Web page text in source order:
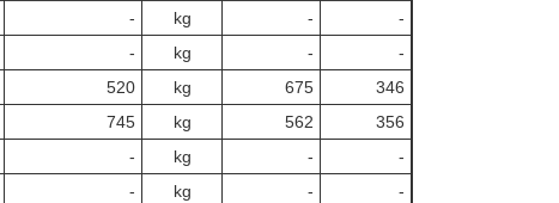
‐ kg -
‐
‐ kg -
‐
520 kg 675
346
745 kg 562
356
‐ kg -
‐
‐ kg -
‐